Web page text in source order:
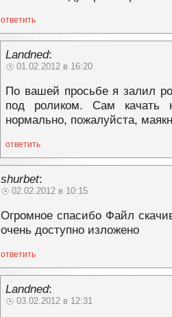
ответить
Landned:
01.02.2012 в 16:20
По вашей просьбе я залил
под роликом. Сам качать
нормально, пожалуйста,
ответить
shurbet:
02.02.2012 в 10:15
Огромное спасибо Файл
очень доступно изложено
ответить
Landned:
03.02.2012 в 12:31